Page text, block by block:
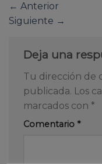
← Anterior
Siguiente →
Deja una
Tu dirección de
publicada. Los
marcados con *
Comentario *